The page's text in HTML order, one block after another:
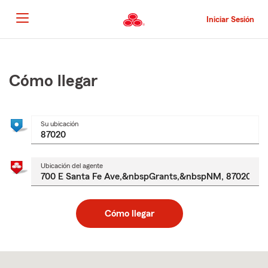
al
contenido
principal
Iniciar Sesión
principal
Cómo llegar
Su ubicación
Ubicación del agente
Cómo llegar
to